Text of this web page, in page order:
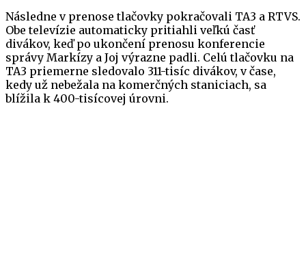
Následne v prenose tlačovky pokračovali TA3 a RTVS.
Obe televízie automaticky pritiahli veľkú časť
divákov, keď po ukončení prenosu konferencie
správy Markízy a Joj výrazne padli. Celú tlačovku na
TA3 priemerne sledovalo 311-tisíc divákov, v čase,
kedy už nebežala na komerčných staniciach, sa
blížila k 400-tisícovej úrovni.